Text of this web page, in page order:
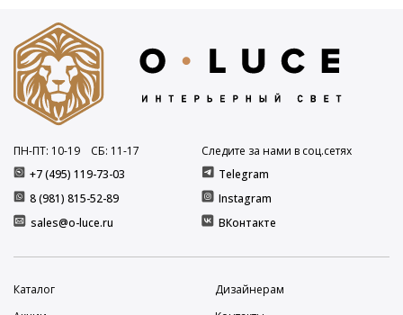
+7 (495) 119-73-03
8 (981) 815-52-89
ПН-ПТ: 10-19 СБ: 11-17
sales@o-luce.ru
Следите за нами в соц.сетях
Telegram
Instagram
ВКонтакте
Каталог
Дизайнерам